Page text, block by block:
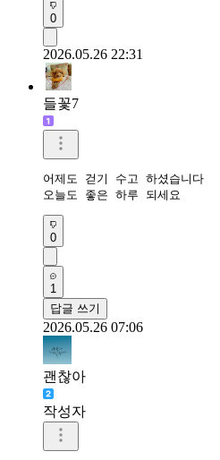
0
2026.05.26 22:31
들꽃7
어제도 걷기 수고 하셨습니다
오늘도 좋은 하루 되세요
0
1
답글 쓰기
2026.05.26 07:06
괜찮아
작성자